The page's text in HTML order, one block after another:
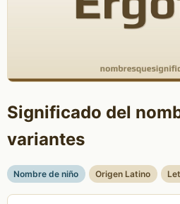
Significado del
variantes
Nombre de niño Origen Latino